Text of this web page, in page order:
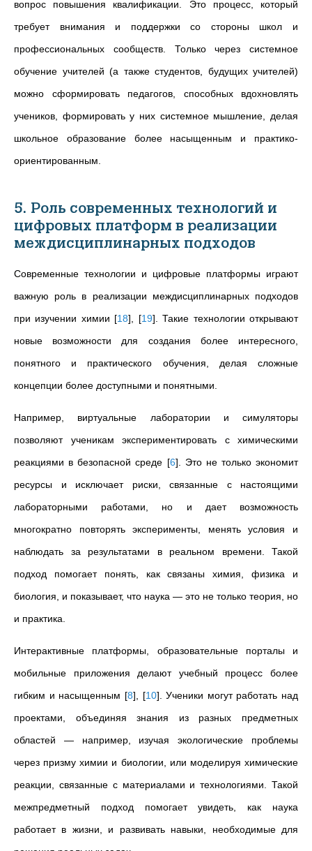
вопрос повышения квалификации. Это процесс, который
требует внимания и поддержки со стороны школ и
профессиональных сообществ. Только через системное
обучение учителей (а также студентов, будущих учителей)
можно сформировать педагогов, способных вдохновлять
учеников, формировать у них системное мышление, делая
школьное образование более насыщенным и практико-
ориентированным.
5. Роль современных технологий и
цифровых платформ в реализации
междисциплинарных подходов
Современные технологии и цифровые платформы играют
важную роль в реализации междисциплинарных подходов
при изучении химии [18] [19] . Такие технологии открывают
новые возможности для создания более интересного,
понятного и практического обучения, делая сложные
концепции более доступными и понятными.
Например, виртуальные лаборатории и симуляторы
позволяют ученикам экспериментировать с химическими
реакциями в безопасной среде [6] . Это не только экономит
ресурсы и исключает риски, связанные с настоящими
лабораторными работами, но и дает возможность
многократно повторять эксперименты, менять условия и
наблюдать за результатами в реальном времени. Такой
подход помогает понять, как связаны химия, физика и
биология, и показывает, что наука — это не только теория, но
и практика.
Интерактивные платформы, образовательные порталы и
мобильные приложения делают учебный процесс более
гибким и насыщенным [8] [10] . Ученики могут работать над
проектами, объединяя знания из разных предметных
областей — например, изучая экологические проблемы
через призму химии и биологии, или моделируя химические
реакции, связанные с материалами и технологиями. Такой
межпредметный подход помогает увидеть, как наука
работает в жизни, и развивать навыки, необходимые для